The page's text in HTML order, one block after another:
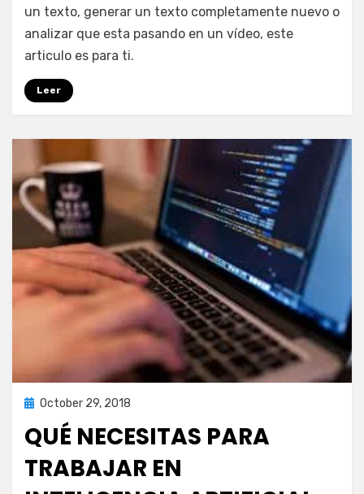
un texto, generar un texto completamente nuevo o
analizar que esta pasando en un vídeo, este
articulo es para ti.
Leer
Posted
October 29, 2018
QUÉ NECESITAS PARA
TRABAJAR EN